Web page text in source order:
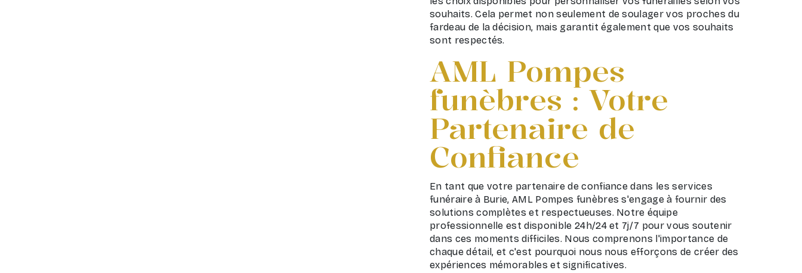
souhaits. Cela permet non seulement de soulager vos proches du
fardeau de la décision, mais garantit également que vos souhaits
sont respectés.
AML Pompes
funèbres : Votre
Partenaire de
Confiance
En tant que votre partenaire de confiance dans les services
funéraire à Burie, AML Pompes funèbres s'engage à fournir des
solutions complètes et respectueuses. Notre équipe
professionnelle est disponible 24h/24 et 7j/7 pour vous soutenir
dans ces moments difficiles. Nous comprenons l'importance de
chaque détail, et c'est pourquoi nous nous efforçons de créer des
expériences mémorables et significatives.